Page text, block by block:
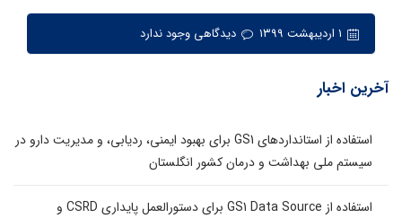
دیدگاهی وجود ندارد
آخرین اخبار
استفاده از استانداردهای GS1 برای بهبود ایمنی، ردیابی، و مدیریت دارو در
سیستم ملی بهداشت و درمان کشور انگلستان
استفاده از GS1 Data Source برای دستورالعمل پایداری CSRD و